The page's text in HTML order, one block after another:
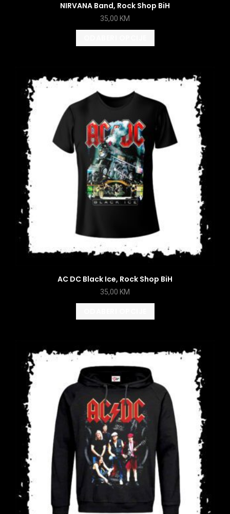
NIRVANA Band, Rock Shop BiH
35,00 KM
AC DC Black Ice, Rock Shop BiH
35,00 KM